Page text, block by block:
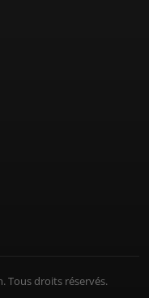
Tous droits réservés.